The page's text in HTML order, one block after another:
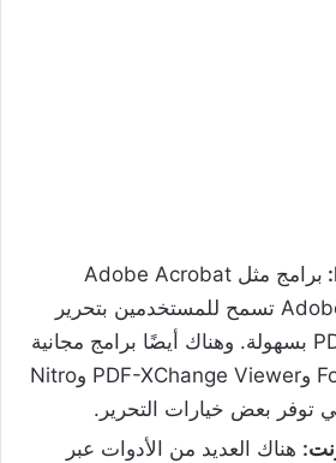
برامج مثل Adobe Acrobat
وAdobe Acrobat Pro تسمح للمستخدمين بتحرير
وتعديل ملفات PDF بسهولة. وهناك أيضًا برامج مجانية
مثل Foxit Reader وPDF-XChange Viewer وNitro
هناك العديد من الأدوات عبر